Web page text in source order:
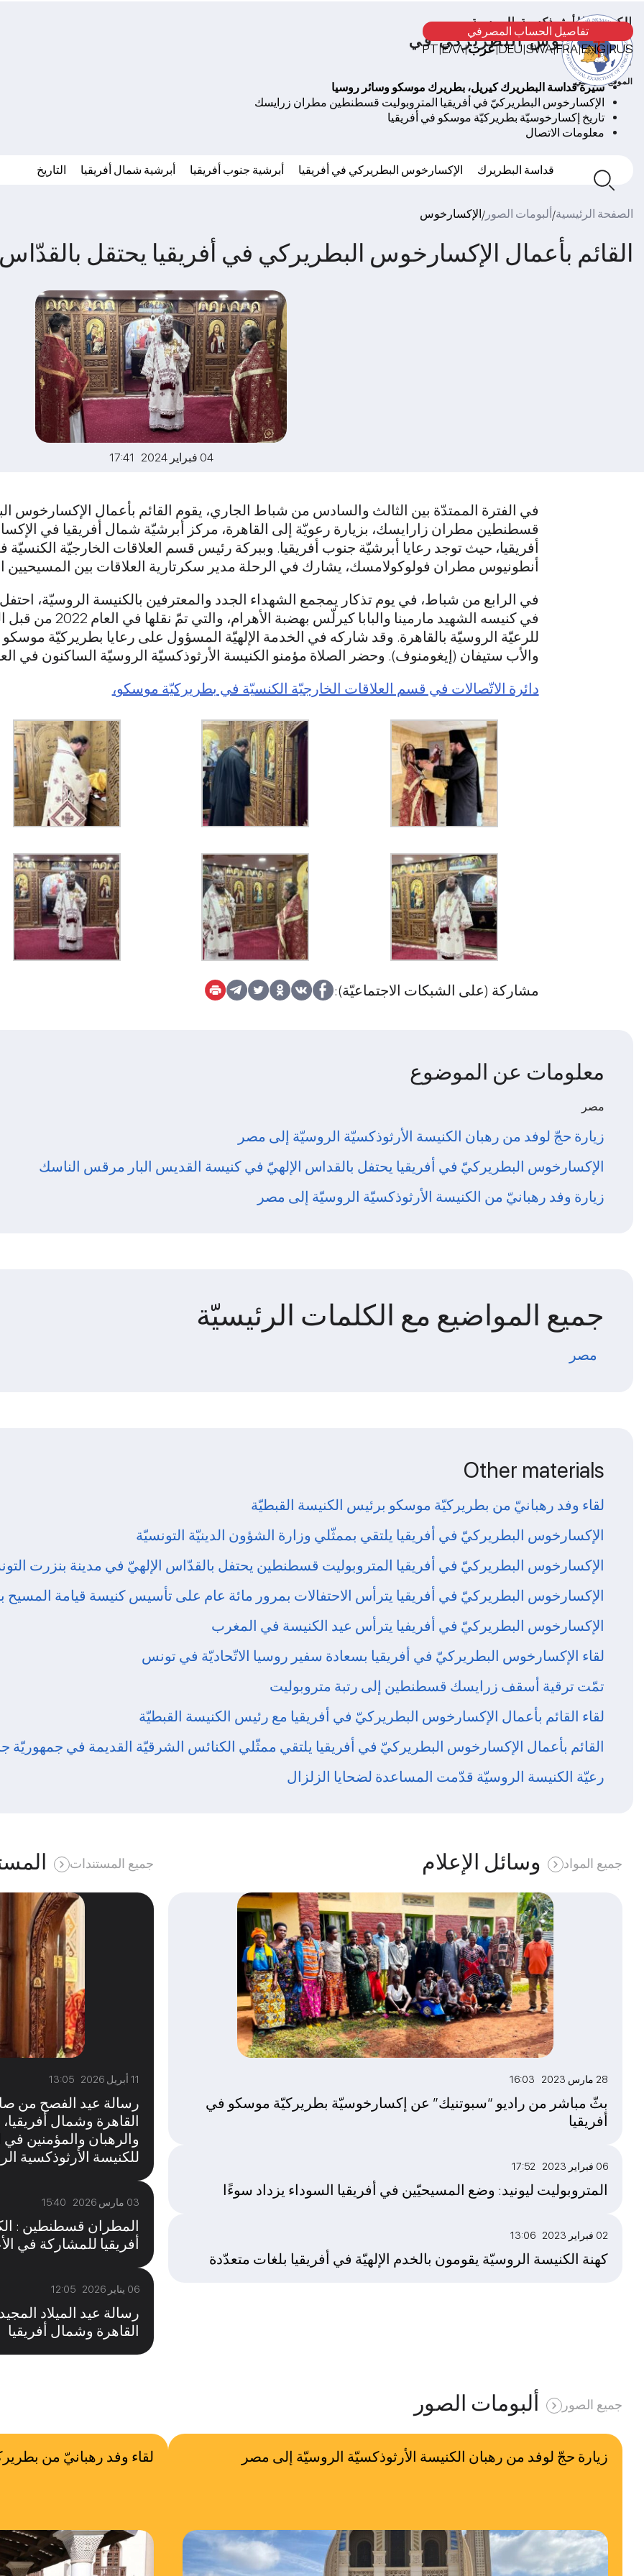
الكنيسة الأرثوذكسية الروسية
الإكسارخوس البطريركي في
أفريقيا
الموقع الرسمي
تفاصيل الحساب المصرفي
RUS
|
ENG
|
FRA
|
SWA
|
DEU
|عرب|
ΕΛΛ
|
PT
سيرة قداسة البطريرك كيريل، بطريرك موسكو وسائر روسيا
الإكسارخوس البطريركيّ في أفريقيا المتروبوليت قسطنطين مطران زرايسك
تاريخ إكسارخوسيّة بطريركيّة موسكو في أفريقيا
معلومات الاتصال
قداسة البطريرك الإكسارخوس البطريركي في أفريقيا أبرشية جنوب أفريقيا أبرشية شمال أفريقيا التاريخ
الصفحة الرئيسية/ألبومات الصور /الإكسارخوس
القائم بأعمال الإكسارخوس البطريركي في أفريقيا يحتقل
04 فبراير 2024 17:41
في الفترة الممتدّة بين الثالث والسادس من شباط الجاري، يقوم القائم بأعمال الإكسارخوس
قسطنطين مطران زارايسك، بزيارة رعويّة إلى القاهرة، مركز أبرشيّة شمال أفريقيا في
أفريقيا، حيث توجد رعايا أبرشيّة جنوب أفريقيا. وببركة رئيس قسم العلاقات الخارجيّة
أنطونيوس مطران فولوكولامسك، يشارك في الرحلة مدير سكرتارية العلاقات بين المسيحيين
في الرابع من شباط، في يوم تذكار يمجمع الشهداء الجدد والمعترفين بالكنيسة الروسيّة،
في كنيسه الشهيد
للرعيّة الروسيّة بالقاهرة. وقد شاركه في الخدمة الإلهيّة المسؤول على رعايا بطريركيّة
والأب ستيفان (إيغومنوف). وحضر الصلاة مؤمنو الكنيسة الأرثوذكسيّة الروسيّة الساكنون في
دائرة الاتّصالات في قسم العلاقات الخارجيّة الكنسيّة في بطريركيّة موسكو،
مشاركة (على الشبكات الاجتماعيّة):
معلومات عن الموضوع
مصر
زيارة حجّ لوفد من رهبان الكنيسة الأرثوذكسيّة الروسيّة إلى مصر
الإكسارخوس البطريركيّ في أفريقيا يحتفل بالقداس الإلهيّ في كنيسة القديس البار مرقس الناسك
زيارة وفد رهبانيّ من الكنيسة الأرثوذكسيّة الروسيّة إلى مصر
جميع المواضيع مع الكلمات الرئيسيّة
مصر
Other materials
لقاء وفد رهبانيّ من بطريركيّة موسكو برئيس الكنيسة القبطيّة
الإكسارخوس البطريركيّ في أفريقيا يلتقي بممثّلي وزارة الشؤون الدينيّة التونسيّة
الإكسارخوس البطريركيّ في أفريقيا المتروبوليت قسطنطين يحتفل بالقدّاس الإلهيّ في مدينة بنزرت
الإكسارخوس البطريركيّ في أفريقيا يترأس الاحتفالات بمرور مائة عام على تأسيس كنيسة قيامة المسيح
الإكسارخوس البطريركيّ في أفريفيا يترأس عيد الكنيسة في المغرب
لقاء الإكسارخوس البطريركيّ في أفريقيا بسعادة سفير روسيا الاتّحاديّة في تونس
تمّت ترقية أسقف زرايسك قسطنطين إلى رتبة متروبوليت
لقاء القائم بأعمال الإكسارخوس البطريركيّ في أفريقيا مع رئيس الكنيسة القبطيّة
القائم بأعمال الإكسارخوس البطريركيّ في أفريقيا يلتقي ممثّلي الكنائس الشرقيّة القديمة في جمهوريّة
رعيّة الكنيسة الروسيّة قدّمت المساعدة لضحايا الزلزال
وسائل الإعلام جميع المواد
28 مارس 2023 16:03
بثّ مباشر من راديو “سبوتنيك” عن إكسارخوسيّة بطريركيّة موسكو في
أفريقيا
06 فبراير 2023 17:52
المتروبوليت ليونيد: وضع المسيحيّين في أفريقيا السوداء يزداد سوءًا
02 فبراير 2023 13:06
كهنة الكنيسة الروسيّة يقومون بالخدم الإلهيّة في أفريقيا بلغات متعدّدة
جميع المستندات
11 أبريل 2026 13:05
رسالة عيد الفصح من
القاهرة وشمال
والرهبان والمؤمنين في
للكنيسة الأرثوذكسية
03 مارس 2026 15:40
المطران قسطنطين :
أفريقيا للمشاركة في
06 يناير 2026 12:05
رسالة عيد الميلاد
القاهرة وشمال أفريقيا
ألبومات الصور جميع الصور
زيارة حجّ لوفد من رهبان الكنيسة الأرثوذكسيّة الروسيّة إلى مصر لقاء وفد رهبانيّ من